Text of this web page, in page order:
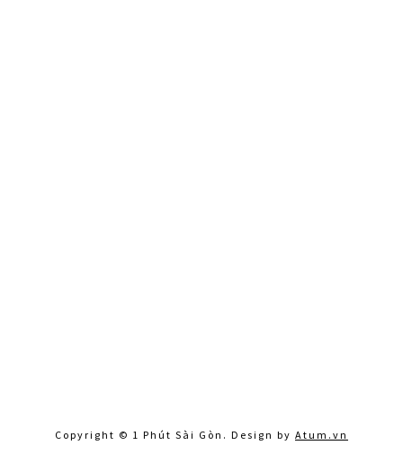
Copyright © 1 Phút Sài Gòn. Design by Atum.vn